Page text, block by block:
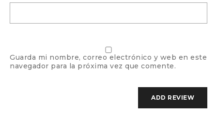
Guarda mi nombre, correo electrónico y web en este
navegador para la próxima vez que comente.